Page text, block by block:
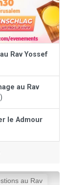
Rav Yossef
au Rav
le Admour
au Rav